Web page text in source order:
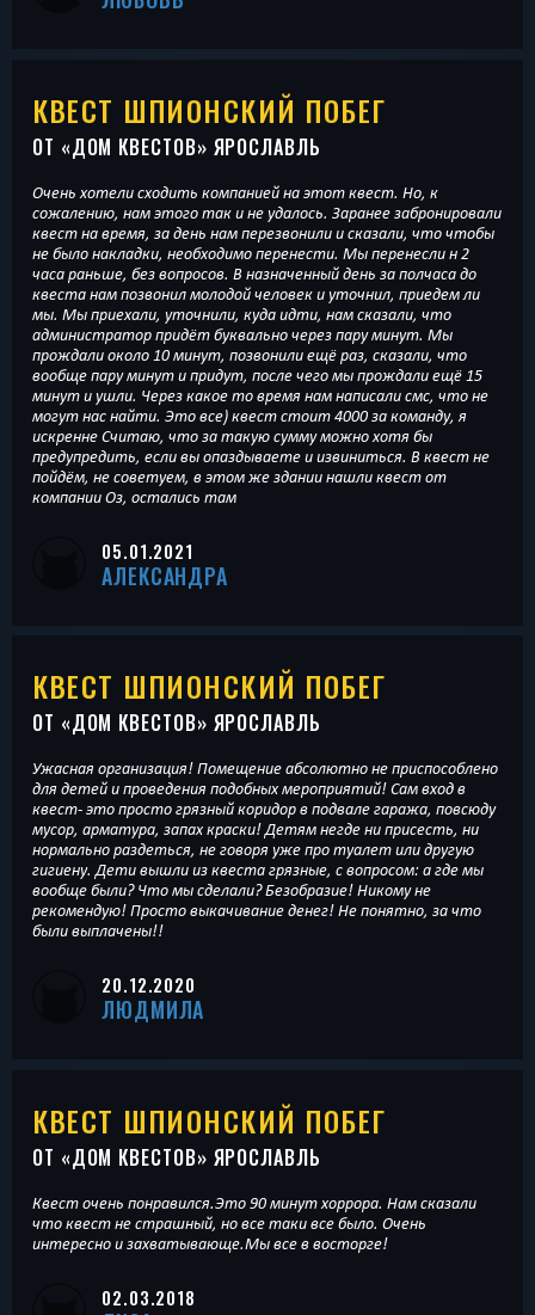
КВЕСТ ШПИОНСКИЙ ПОБЕГ
ОТ «ДОМ КВЕСТОВ» ЯРОСЛАВЛЬ
Очень хотели сходить компанией на этот квест. Но, к
сожалению, нам этого так и не удалось. Заранее забронировали
квест на время, за день нам перезвонили и сказали, что чтобы
не было накладки, необходимо перенести. Мы перенесли н 2
часа раньше, без вопросов. В назначенный день за полчаса до
квеста нам позвонил молодой человек и уточнил, приедем ли
мы. Мы приехали, уточнили, куда идти, нам сказали, что
администратор придёт буквально через пару минут. Мы
прождали около 10 минут, позвонили ещё раз, сказали, что
вообще пару минут и придут, после чего мы прождали ещё 15
минут и ушли. Через какое то время нам написали смс, что не
могут нас найти. Это все) квест стоит 4000 за команду, я
искренне Считаю, что за такую сумму можно хотя бы
предупредить, если вы опаздываете и извиниться. В квест не
пойдём, не советуем, в этом же здании нашли квест от
компании Оз, остались там
05.01.2021
АЛЕКСАНДРА
КВЕСТ ШПИОНСКИЙ ПОБЕГ
ОТ «ДОМ КВЕСТОВ» ЯРОСЛАВЛЬ
Ужасная организация! Помещение абсолютно не приспособлено
для детей и проведения подобных мероприятий! Сам вход в
квест- это просто грязный коридор в подвале гаража, повсюду
мусор, арматура, запах краски! Детям негде ни присесть, ни
нормально раздеться, не говоря уже про туалет или другую
гигиену. Дети вышли из квеста грязные, с вопросом: а где мы
вообще были? Что мы сделали? Безобразие! Никому не
рекомендую! Просто выкачивание денег! Не понятно, за что
были выплачены!!
20.12.2020
ЛЮДМИЛА
КВЕСТ ШПИОНСКИЙ ПОБЕГ
ОТ «ДОМ КВЕСТОВ» ЯРОСЛАВЛЬ
Квест очень понравился.Это 90 минут хоррора. Нам сказали
что квест не страшный, но все таки все было. Очень
интересно и захватывающе.Мы все в восторге!
02.03.2018